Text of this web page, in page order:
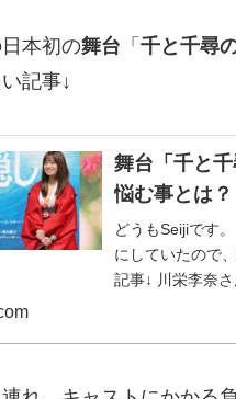
本初の舞台 「 千と千尋
記事↓
舞台「千と
悩む事とは？
どうもSeijiです
にしていたので
記事↓ 川栄李奈